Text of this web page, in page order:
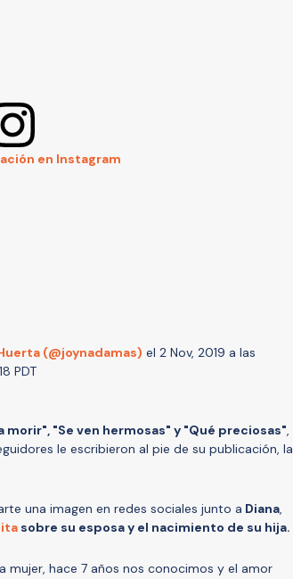
en Instagram
(@joynadamas) el 2 Nov, 2019 a las
PDT
morir", "Se ven hermosas" y "Qué preciosas",
le escribieron al pie de su publicación, la
una imagen en redes sociales junto a Diana,
sobre su esposa y el nacimiento de su hija.
mujer, hace 7 años nos conocimos y el amor